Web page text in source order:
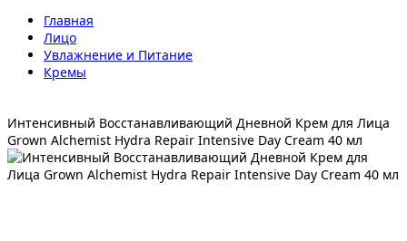
Главная
Лицо
Увлажнение и Питание
Кремы
Интенсивный Восстанавливающий Дневной Крем для Лица
Grown Alchemist Hydra Repair Intensive Day Cream 40 мл